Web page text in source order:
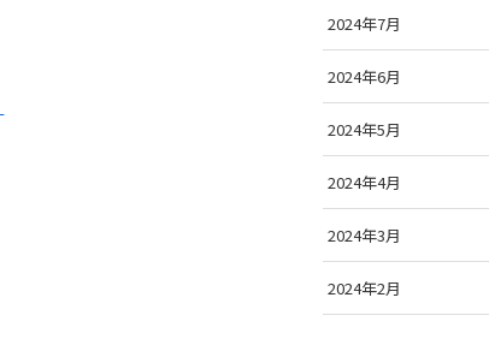
2024年7月
2024年6月
2024年5月
2024年4月
2024年3月
2024年2月